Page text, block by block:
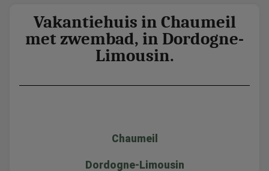
Vakantiehuis in Chaumeil
met zwembad, in Dordogne-
Limousin.
Chaumeil
Dordogne-Limousin